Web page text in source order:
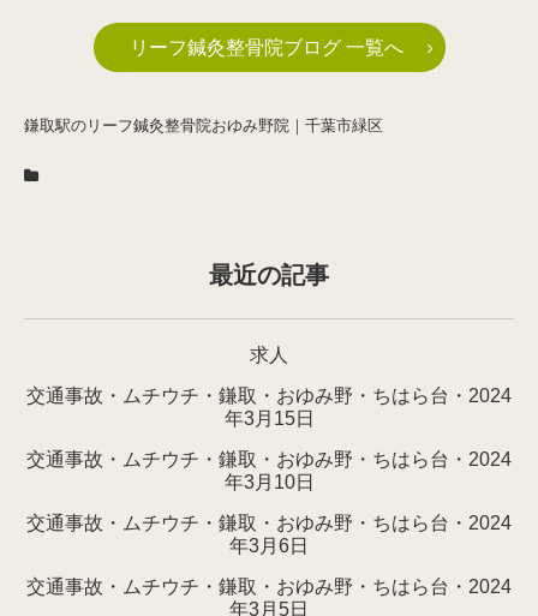
リーフ鍼灸整骨院ブログ 一覧へ
鎌取駅のリーフ鍼灸整骨院おゆみ野院｜千葉市緑区
最近の記事
求人
交通事故・ムチウチ・鎌取・おゆみ野・ちはら台・2024
年3月15日
交通事故・ムチウチ・鎌取・おゆみ野・ちはら台・2024
年3月10日
交通事故・ムチウチ・鎌取・おゆみ野・ちはら台・2024
年3月6日
交通事故・ムチウチ・鎌取・おゆみ野・ちはら台・2024
年3月5日